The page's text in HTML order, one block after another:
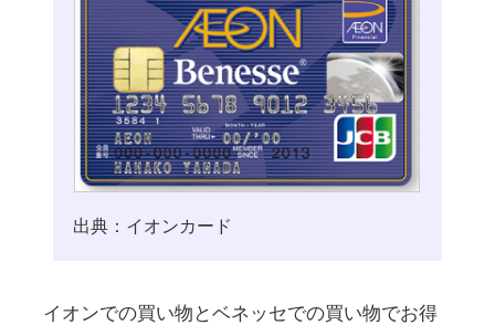
出典：イオンカード
イオンでの買い物とベネッセでの買い物でお得